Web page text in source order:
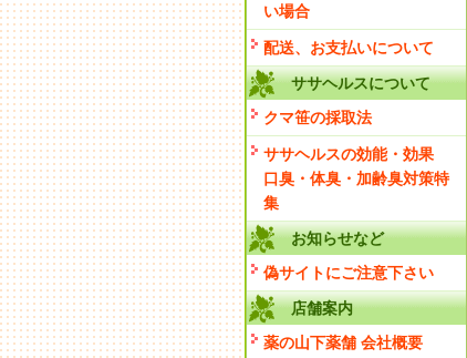
い場合
配送、お支払いについて
ササヘルスについて
クマ笹の採取法
ササヘルスの効能・効果
口臭・体臭・加齢臭対策特
集
お知らせなど
偽サイトにご注意下さい
店舗案内
薬の山下薬舗 会社概要